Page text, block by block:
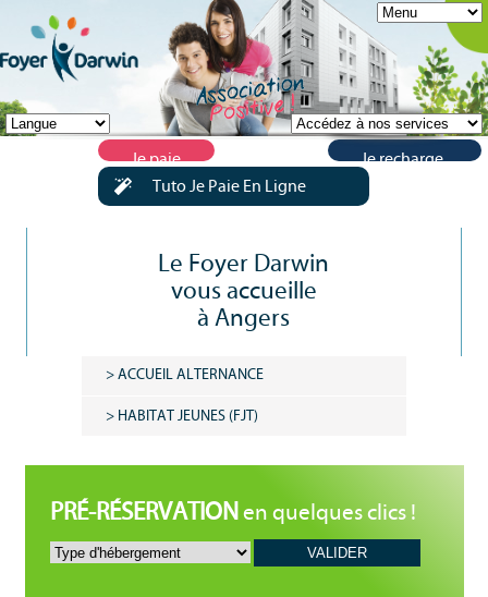
Je paie
ma
facture
en
Je recharge
ma carte de
restauration
en ligne
Tuto Je Paie En Ligne
Le Foyer Darwin
vous accueille
à Angers
> ACCUEIL ALTERNANCE
> HABITAT JEUNES (FJT)
PRÉ-RÉSERVATIONen quelques clics !
VALIDER